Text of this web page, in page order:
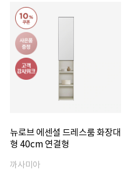
뉴로브 에센셜 드레스룸 화장대
형 40cm 연결형
까사미아